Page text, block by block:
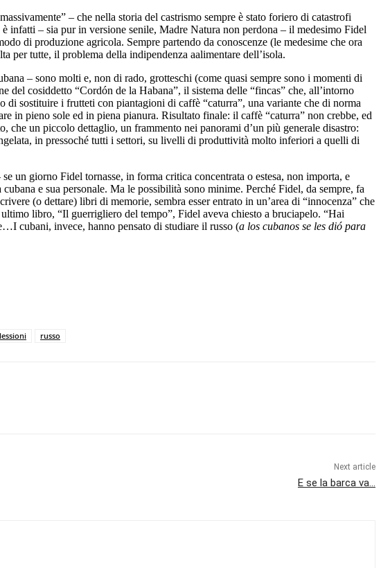
– che nella storia del castrismo sempre è stato foriero di catastrofi
– sia pur in versione senile, Madre Natura non perdona – il medesimo Fidel
di produzione agricola. Sempre partendo da conoscenze (le medesime che ora
per tutte, il problema della indipendenza aalimentare dell’isola.
– sono molti e, non di rado, grotteschi (come quasi sempre sono i momenti di
cosiddetto “Cordón de la Habana”, il sistema delle “fincas” che, all’intorno
di sostituire i frutteti con piantagioni di caffè “caturra”, una variante che di norma
in pieno sole ed in piena pianura. Risultato finale: il caffè “caturra” non crebbe, ed
un piccolo dettaglio, un frammento nei panorami d’un più generale disastro:
in pressoché tutti i settori, su livelli di produttività molto inferiori a quelli di
un giorno Fidel tornasse, in forma critica concentrata o estesa, non importa, e
e sua personale. Ma le possibilità sono minime. Perché Fidel, da sempre, fa
(o dettare) libri di memorie, sembra esser entrato in un’area di “innocenza” che
libro, “Il guerrigliero del tempo”, Fidel aveva chiesto a bruciapelo. “Hai
cubani, invece, hanno pensato di studiare il russo (a los cubanos se les dió para
russo
Next article
E se la barca va…